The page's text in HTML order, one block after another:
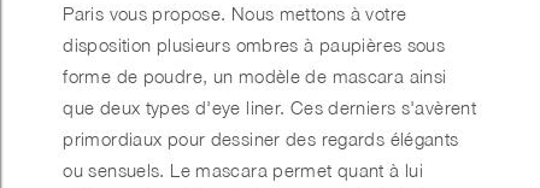
Paris vous propose. Nous mettons à votre
disposition plusieurs ombres à paupières sous
forme de poudre, un modèle de mascara ainsi
que deux types d'eye liner. Ces derniers s'avèrent
primordiaux pour dessiner des regards élégants
ou sensuels. Le mascara permet quant à lui